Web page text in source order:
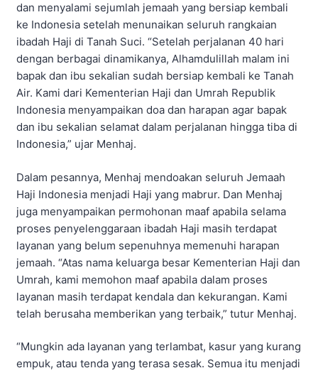
dan menyalami sejumlah jemaah yang bersiap kembali
ke Indonesia setelah menunaikan seluruh rangkaian
ibadah Haji di Tanah Suci. “Setelah perjalanan 40 hari
dengan berbagai dinamikanya, Alhamdulillah malam ini
bapak dan ibu sekalian sudah bersiap kembali ke Tanah
Air. Kami dari Kementerian Haji dan Umrah Republik
Indonesia menyampaikan doa dan harapan agar bapak
dan ibu sekalian selamat dalam perjalanan hingga tiba di
Indonesia,” ujar Menhaj.
Dalam pesannya, Menhaj mendoakan seluruh Jemaah
Haji Indonesia menjadi Haji yang mabrur. Dan Menhaj
juga menyampaikan permohonan maaf apabila selama
proses penyelenggaraan ibadah Haji masih terdapat
layanan yang belum sepenuhnya memenuhi harapan
jemaah. “Atas nama keluarga besar Kementerian Haji dan
Umrah, kami memohon maaf apabila dalam proses
layanan masih terdapat kendala dan kekurangan. Kami
telah berusaha memberikan yang terbaik,” tutur Menhaj.
“Mungkin ada layanan yang terlambat, kasur yang kurang
empuk, atau tenda yang terasa sesak. Semua itu menjadi